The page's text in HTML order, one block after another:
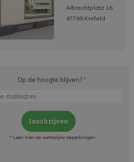
Albrechtplatz 16
47799 Krefeld
Op de hoogte blijven? *
Inschrijven
* Lees hier de wettelijke beperkingen